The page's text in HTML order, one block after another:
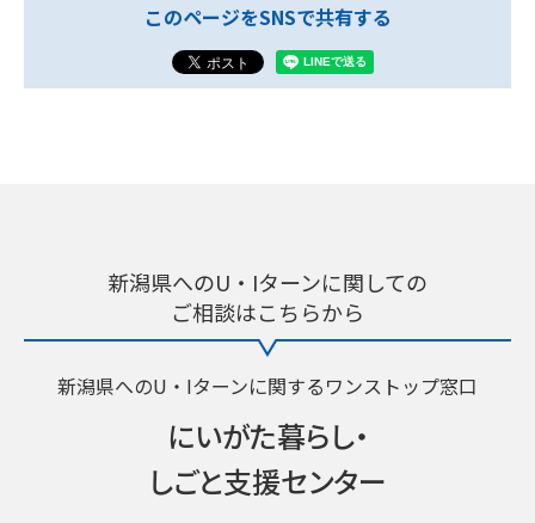
このページをSNSで共有する
新潟県へのU・Iターンに関しての
ご相談はこちらから
新潟県へのU・Iターンに関するワンストップ窓口
にいがた暮らし・
しごと支援センター